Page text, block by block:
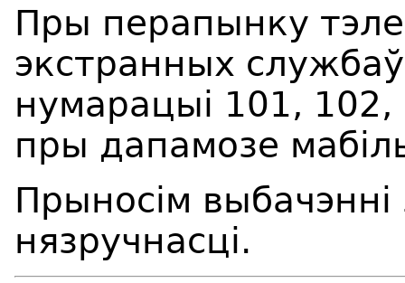
Пры перапынку
экстранных
нумарацыі 101,
пры дапамозе
Прыносім
нязручнасці.